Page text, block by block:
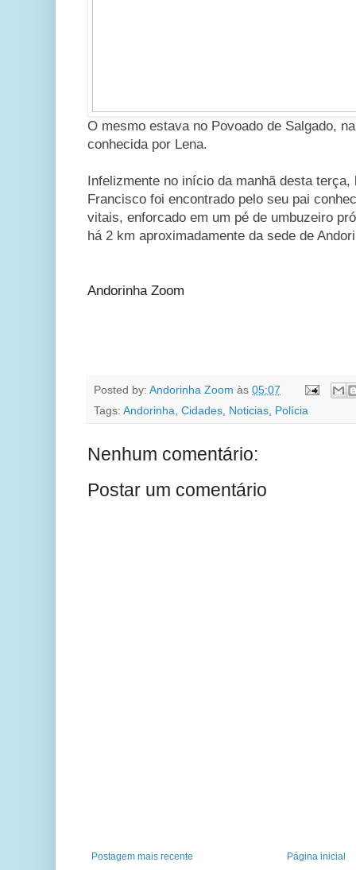
O mesmo estava no Povoado de Salgado,
conhecida por Lena.
Infelizmente no início da manhã desta
Francisco foi encontrado pelo seu pai
vitais, enforcado em um pé de umbuzeiro
há 2 km aproximadamente da sede de
Andorinha Zoom
Posted by: Andorinha Zoom às 05:07
Tags: Andorinha, Cidades, Noticias, Polícia
Nenhum comentário:
Postar um comentário
Postagem mais recente Página inicial